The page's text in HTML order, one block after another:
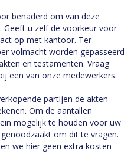
benaderd om van deze
Geeft u zelf de voorkeur voor
op met kantoor. Ter
volmacht worden gepasseerd
en testamenten. Vraag
een van onze medewerkers.
partijen de akten
Om de aantallen
mogelijk te houden voor uw
om dit te vragen.
we hier geen extra kosten